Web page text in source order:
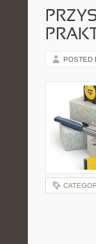
POSTED